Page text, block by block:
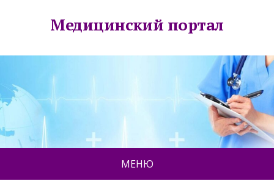
Медицинский портал
МЕНЮ